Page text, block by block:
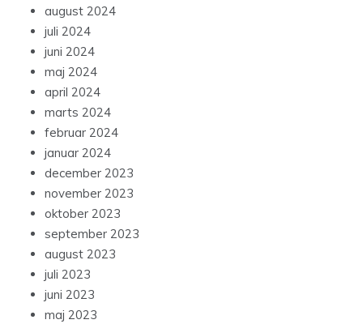
august 2024
juli 2024
juni 2024
maj 2024
april 2024
marts 2024
februar 2024
januar 2024
december 2023
november 2023
oktober 2023
september 2023
august 2023
juli 2023
juni 2023
maj 2023